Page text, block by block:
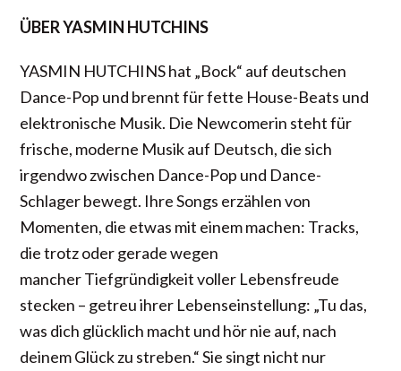
ÜBER YASMIN HUTCHINS
YASMIN HUTCHINS hat „Bock“ auf deutschen
Dance-Pop und brennt für fette House-Beats und
elektronische Musik. Die Newcomerin steht für
frische, moderne Musik auf Deutsch, die sich
irgendwo zwischen Dance-Pop und Dance-
Schlager bewegt. Ihre Songs erzählen von
Momenten, die etwas mit einem machen: Tracks,
die trotz oder gerade wegen
mancher Tiefgründigkeit voller Lebensfreude
stecken – getreu ihrer Lebenseinstellung: „Tu das,
was dich glücklich macht und hör nie auf, nach
deinem Glück zu streben.“ Sie singt nicht nur